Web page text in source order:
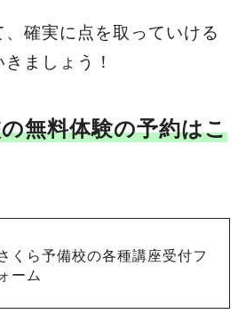
、確実に点を取っていける
ましょう！
無料体験の予約はこ
くら予備校の各種講座受付フ
ォーム